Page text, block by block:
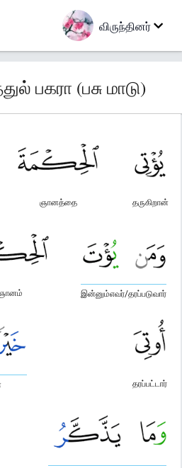
விருந்தினர்
பகரா (பசு மாடு)
தருகிறான்
ஞானத்தை
இன்னும்எவர்/தரப்படுவார்
தரப்பட்டார்